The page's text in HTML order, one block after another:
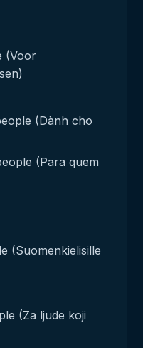
(Voor
(Dành cho
(Para quem
(Suomenkielisille
(Za ljude koji